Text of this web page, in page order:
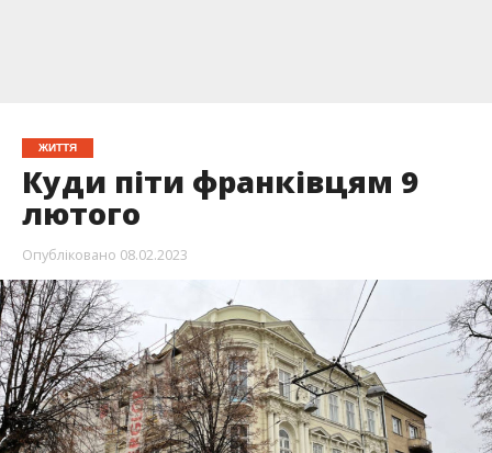
ЖИТТЯ
Куди піти франківцям 9
лютого
Опубліковано 08.02.2023